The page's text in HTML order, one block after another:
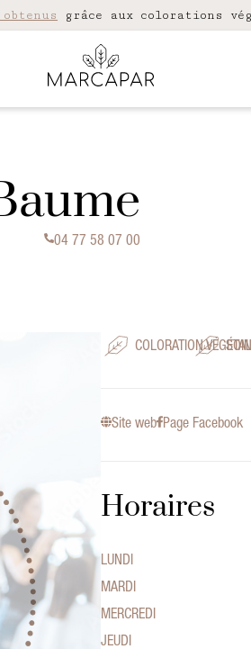
grâce aux colorations
04 77 58 07 00
COLORATION
Site web Page Facebook
Horaires
LUNDI
MARDI
MERCREDI
JEUDI